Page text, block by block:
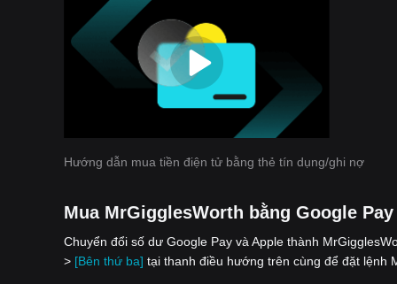
Hướng dẫn mua tiền điện tử bằng thẻ tín dụng/ghi nợ
Mua MrGigglesWorth bằng Google
Chuyển đổi số dư Google Pay và Apple thành
> [Bên thứ ba] tại thanh điều hướng trên cùng để đặt lệnh